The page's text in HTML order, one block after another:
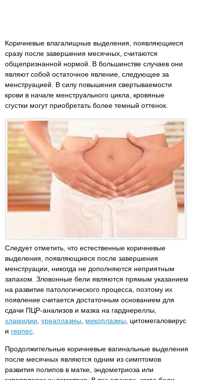
Коричневые влагалищные выделения, появляющиеся
сразу после завершения месячных, считаются
общепризнанной нормой. В большинстве случаев они
являют собой остаточное явление, следующее за
менструацией. В силу повышения свертываемости
крови в начале менструального цикла, кровяные
сгустки могут приобретать более темный оттенок.
Следует отметить, что естественные коричневые
выделения, появляющиеся после завершения
менструации, никогда не дополняются неприятным
запахом. Зловонные бели являются прямым указанием
на развитие патологического процесса, поэтому их
появление считается достаточным основанием для
сдачи ПЦР-анализов и мазка на гарднереллы,
хламидии уреаплазмы микоплазмы , цитомегаловирус
и герпес
Продолжительные коричневые вагинальные выделения
после месячных являются одним из симптомов
развития полипов в матке, эндометриоза или